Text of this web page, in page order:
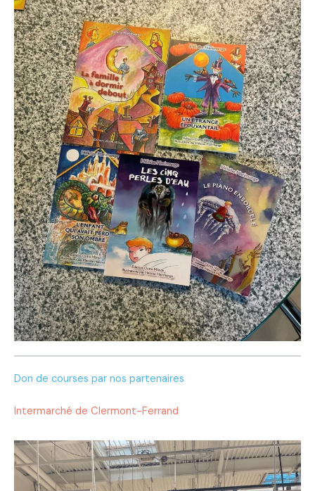
Don de courses par nos partenaires
Intermarché de Clermont-Ferrand